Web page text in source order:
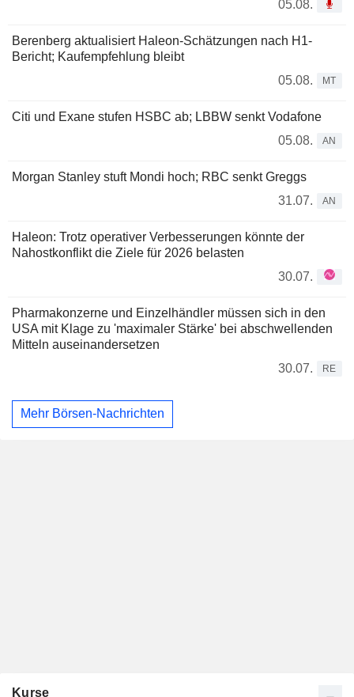
05.08.
Berenberg aktualisiert Haleon-Schätzungen nach H1-
Bericht; Kaufempfehlung bleibt
05.08.
MT
Citi und Exane stufen HSBC ab; LBBW senkt Vodafone
05.08.
AN
Morgan Stanley stuft Mondi hoch; RBC senkt Greggs
31.07.
AN
Haleon: Trotz operativer Verbesserungen könnte der
Nahostkonflikt die Ziele für 2026 belasten
30.07.
Pharmakonzerne und Einzelhändler müssen sich in den
USA mit Klage zu 'maximaler Stärke' bei abschwellenden
Mitteln auseinandersetzen
30.07.
RE
Mehr Börsen-Nachrichten
Kurse